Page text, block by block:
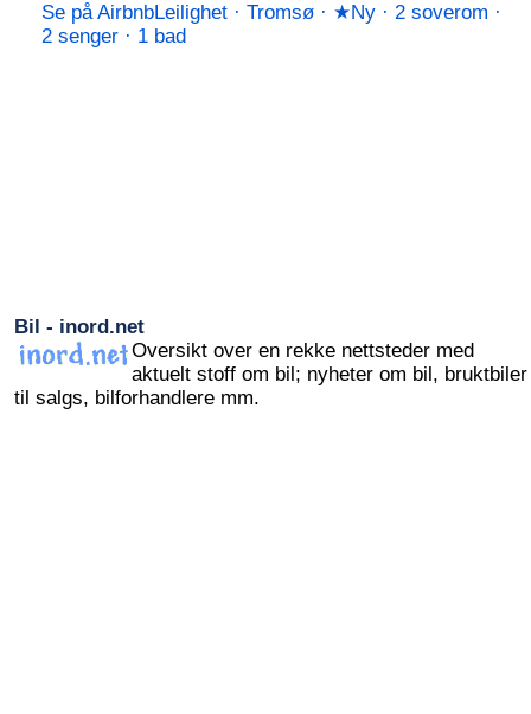
Se på AirbnbLeilighet · Tromsø · ★Ny · 2 soverom ·
2 senger · 1 bad
Bil - inord.net
Oversikt over en rekke nettsteder med
aktuelt stoff om bil; nyheter om bil, bruktbiler
til salgs, bilforhandlere mm.